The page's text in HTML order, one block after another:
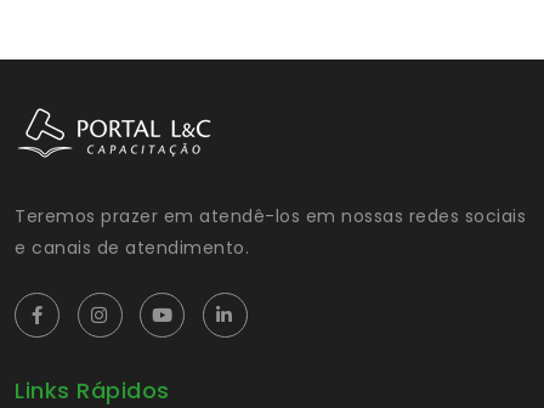
Teremos prazer em atendê-los em nossas redes sociais
e canais de atendimento.
Links Rápidos